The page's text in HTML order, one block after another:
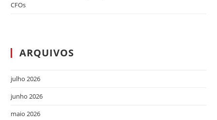
CFOs
ARQUIVOS
julho 2026
junho 2026
maio 2026